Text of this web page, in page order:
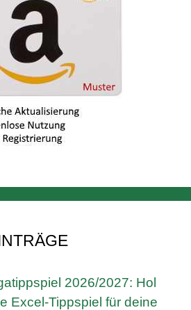
2026/2027: Hol
Excel-Tippspiel für deine